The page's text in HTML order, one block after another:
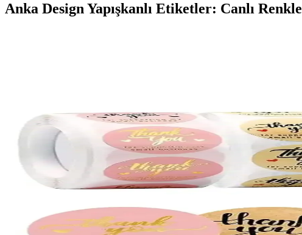
Anka Design Yapışkanlı Etiketler: Canlı